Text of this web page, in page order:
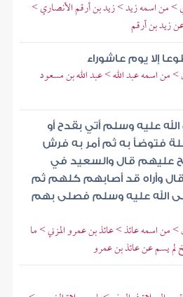
> من اسمه زيد > زيد بن أرقم الأنصاري >
زيد بن أرقم
إلا يوم عاشوراء
> من اسمه عبد الله > عبد الله بن مسعود
عليه وسلم أتي بقدح أو
فتوضأ به ثم أمر به فرش
عليهم قال والسعيد في
وأراه قد أصابهم كلهم ثم
الله عليه وسلم فصلى بهم
> من اسمه عائذ > عائذ بن عمرو المزني > ما
يسم عن عائذ بن عمرو